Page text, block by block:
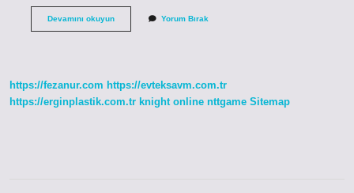
Devamını okuyunKinesiyoloji Yorum Bırak
https://fezanur.com https://evteksavm.com.tr
https://erginplastik.com.tr knight online nttgame Sitemap